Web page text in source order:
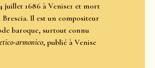
juillet 1686 à Venise1 et mort
Brescia. Il est un compositeur
baroque, surtout connu
armonico, publié à Venise